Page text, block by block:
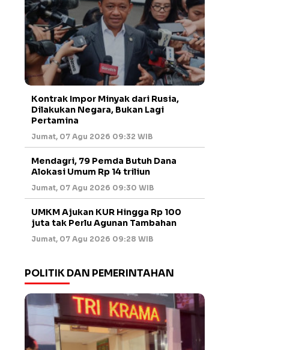
Kontrak Impor Minyak dari Rusia,
Dilakukan Negara, Bukan Lagi
Pertamina
Jumat, 07 Agu 2026 09:32 WIB
Mendagri, 79 Pemda Butuh Dana
Alokasi Umum Rp 14 triliun
Jumat, 07 Agu 2026 09:30 WIB
UMKM Ajukan KUR Hingga Rp 100
juta tak Perlu Agunan Tambahan
Jumat, 07 Agu 2026 09:28 WIB
POLITIK DAN PEMERINTAHAN